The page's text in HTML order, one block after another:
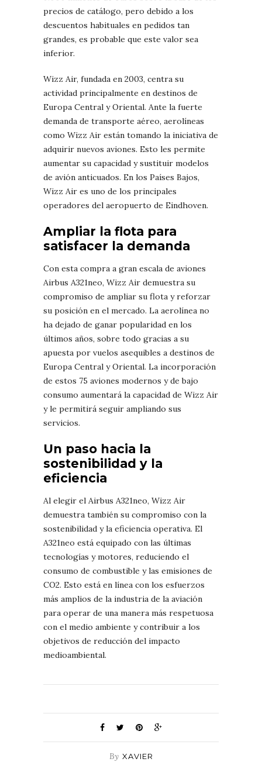
precios de catálogo, pero debido a los
descuentos habituales en pedidos tan
grandes, es probable que este valor sea
inferior.
Wizz Air, fundada en 2003, centra su
actividad principalmente en destinos de
Europa Central y Oriental. Ante la fuerte
demanda de transporte aéreo, aerolíneas
como Wizz Air están tomando la iniciativa de
adquirir nuevos aviones. Esto les permite
aumentar su capacidad y sustituir modelos
de avión anticuados. En los Países Bajos,
Wizz Air es uno de los principales
operadores del aeropuerto de Eindhoven.
Ampliar la flota para
satisfacer la demanda
Con esta compra a gran escala de aviones
Airbus A321neo, Wizz Air demuestra su
compromiso de ampliar su flota y reforzar
su posición en el mercado. La aerolínea no
ha dejado de ganar popularidad en los
últimos años, sobre todo gracias a su
apuesta por vuelos asequibles a destinos de
Europa Central y Oriental. La incorporación
de estos 75 aviones modernos y de bajo
consumo aumentará la capacidad de Wizz Air
y le permitirá seguir ampliando sus
servicios.
Un paso hacia la
sostenibilidad y la
eficiencia
Al elegir el Airbus A321neo, Wizz Air
demuestra también su compromiso con la
sostenibilidad y la eficiencia operativa. El
A321neo está equipado con las últimas
tecnologías y motores, reduciendo el
consumo de combustible y las emisiones de
CO2. Esto está en línea con los esfuerzos
más amplios de la industria de la aviación
para operar de una manera más respetuosa
con el medio ambiente y contribuir a los
objetivos de reducción del impacto
medioambiental.
By XAVIER